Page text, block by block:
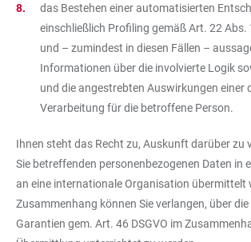
das Bestehen einer automatisierten
einschließlich Profiling gemäß Art. 22 Abs.
und – zumindest in diesen Fällen –
Informationen über die involvierte Logik
und die angestrebten Auswirkungen einer
Verarbeitung für die betroffene Person.
Ihnen steht das Recht zu, Auskunft darüber zu
Sie betreffenden personenbezogenen Daten in
an eine internationale Organisation übermittelt
Zusammenhang können Sie verlangen, über die
Garantien gem. Art. 46 DSGVO im